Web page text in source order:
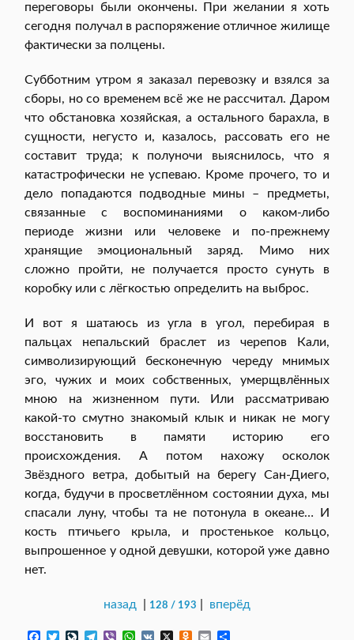
переговоры были окончены. При желании я хоть
сегодня получал в распоряжение отличное жилище
фактически за полцены.
Субботним утром я заказал перевозку и взялся за
сборы, но со временем всё же не рассчитал. Даром
что обстановка хозяйская, а остального барахла, в
сущности, негусто и, казалось, рассовать его не
составит труда; к полуночи выяснилось, что я
катастрофически не успеваю. Кроме прочего, то и
дело попадаются подводные мины – предметы,
связанные с воспоминаниями о каком-либо
периоде жизни или человеке и по-прежнему
хранящие эмоциональный заряд. Мимо них
сложно пройти, не получается просто сунуть в
коробку или с лёгкостью определить на выброс.
И вот я шатаюсь из угла в угол, перебирая в
пальцах непальский браслет из черепов Кали,
символизирующий бесконечную череду мнимых
эго, чужих и моих собственных, умерщвлённых
мною на жизненном пути. Или рассматриваю
какой-то смутно знакомый клык и никак не могу
восстановить в памяти историю его
происхождения. А потом нахожу осколок
Звёздного ветра, добытый на берегу Сан-Диего,
когда, будучи в просветлённом состоянии духа, мы
спасали луну, чтобы та не потонула в океане… И
кость птичьего крыла, и простенькое кольцо,
выпрошенное у одной девушки, которой уже давно
нет.
назад| 128 / 193 вперёд
V W V O